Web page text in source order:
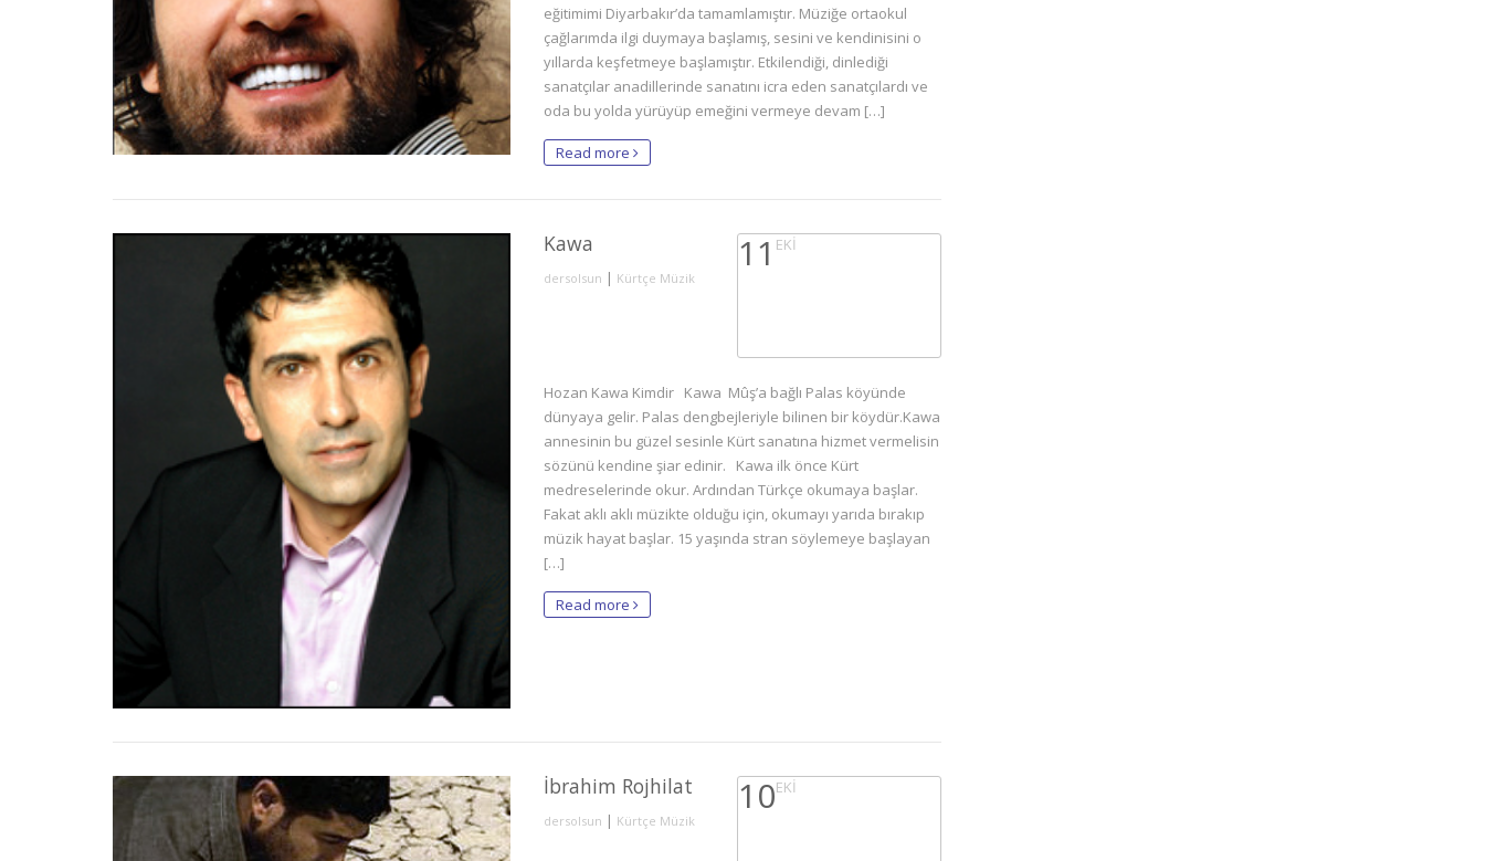
eğitimimi Diyarbakır’da tamamlamıştır. Müziğe ortaokul
çağlarımda ilgi duymaya başlamış, sesini ve kendinisini o
yıllarda keşfetmeye başlamıştır. Etkilendiği, dinlediği
sanatçılar anadillerinde sanatını icra eden sanatçılardı ve
oda bu yolda yürüyüp emeğini vermeye devam […]
Read more
Kawa
dersolsun | Kürtçe Müzik
11 EKI
Hozan Kawa Kimdir Kawa Mûş’a bağlı Palas köyünde
dünyaya gelir. Palas dengbejleriyle bilinen bir köydür.Kawa
annesinin bu güzel sesinle Kürt sanatına hizmet vermelisin
sözünü kendine şiar edinir. Kawa ilk önce Kürt
medreselerinde okur. Ardından Türkçe okumaya başlar.
Fakat aklı aklı müzikte olduğu için, okumayı yarıda bırakıp
müzik hayat başlar. 15 yaşında stran söylemeye başlayan
[…]
Read more
İbrahim Rojhilat
dersolsun | Kürtçe Müzik
10EKI